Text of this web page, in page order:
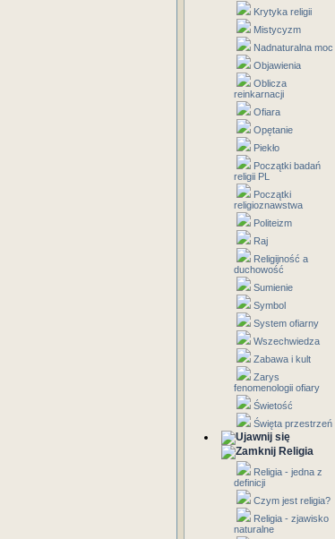
Krytyka religii
Mistycyzm
Nadnaturalna moc
Objawienia
Oblicza
reinkarnacji
Ofiara
Opętanie
Piekło
Początki badań
religii PL
Początki
religioznawstwa
Politeizm
Raj
Religijność a
duchowość
Sumienie
Symbol
System ofiarny
Wszechwiedza
Zabawa i kult
Zarys
fenomenologii ofiary
Świetość
Święta przestrzeń
Religia
Religia - jedna z
definicji
Czym jest religia?
Religia - zjawisko
naturalne